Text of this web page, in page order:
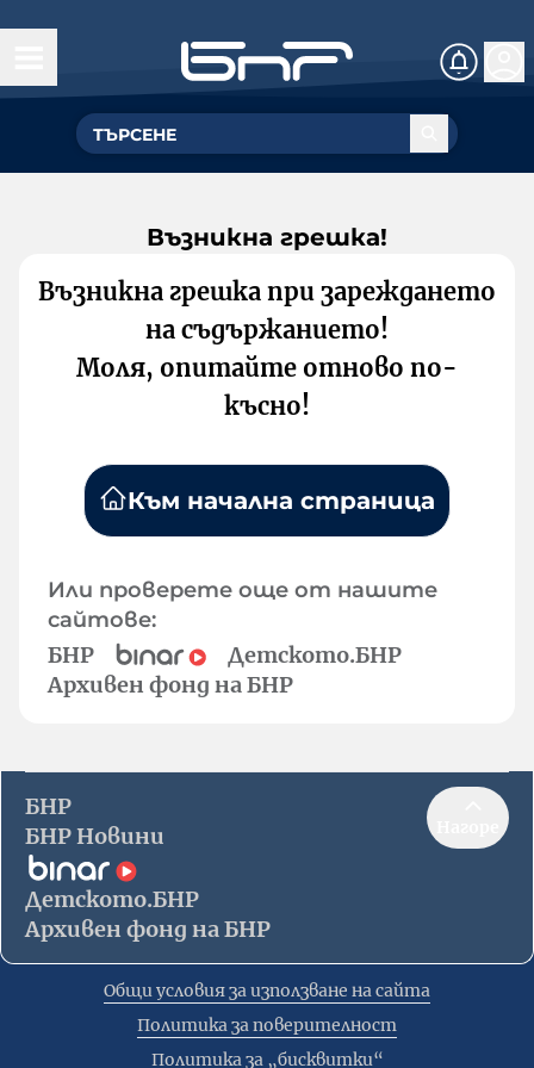
Възникна грешка!
Възникна грешка при зареждането
на съдържанието!
Моля, опитайте отново по-
късно!
Към начална страница
Или проверете още от нашите
сайтове:
БНР
Детското.БНР
Архивен фонд на БНР
БНР
БНР Новини
Детското.БНР
Архивен фонд на БНР
Общи условия за използване на сайта
Политика за поверителност
Политика за „бисквитки“